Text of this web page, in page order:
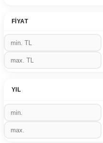
FIYAT
YIL